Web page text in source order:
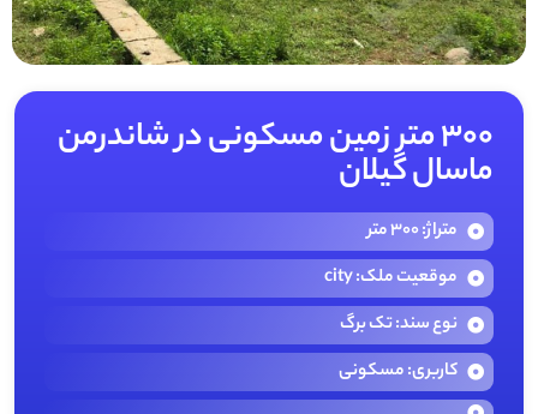
300 متر زمین مسکونی در شاندرمن
ماسال گیلان
متراژ: 300 متر
موقعیت ملک: city
نوع سند: تک برگ
کاربری: مسکونی